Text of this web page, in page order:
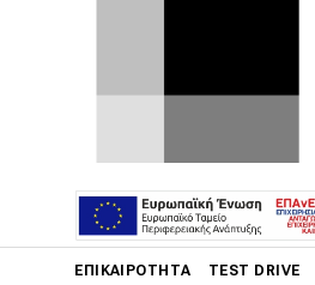
ΕΠΙΚΑΙΡΌΤΗΤΑ TEST DRIVE
Η ολοκαίνουργια BMW